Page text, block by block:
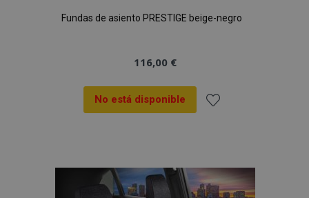
Fundas de asiento PRESTIGE beige-negro
116,00 €
No está disponible
Lista